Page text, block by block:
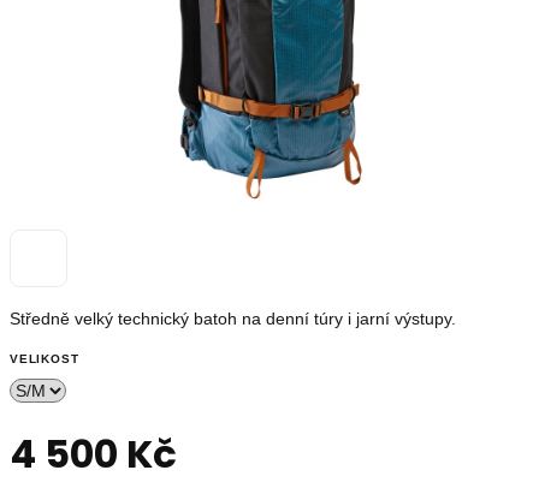
Nevíte
si
Poradíme
s
výběrem.
info@store13.cz
Středně velký technický batoh na denní túry i jarní výstupy.
VELIKOST
4 500 Kč